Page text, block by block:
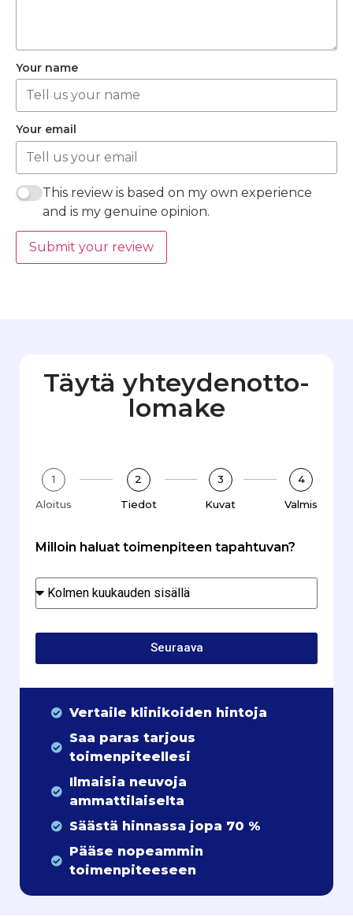
Your name
Your email
This review is based on my own experience
and is my genuine opinion.
Submit your review
Täytä yhteydenotto­
lomake
1
Aloitus
2
Tiedot
3
Kuvat
4
Valmis
Milloin haluat toimenpiteen tapahtuvan?
Seuraava
Vertaile klinikoiden hintoja
Saa paras tarjous
toimenpiteellesi
Ilmaisia neuvoja
ammattilaiselta
Säästä hinnassa jopa 70 %
Pääse nopeammin
toimenpiteeseen